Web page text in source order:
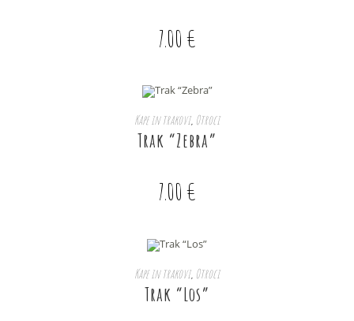
7.00€
IZBERITE MOŽNOSTI
Kape in trakovi, Otroci
Trak “Zebra”
7.00€
IZBERITE MOŽNOSTI
Kape in trakovi, Otroci
Trak “Los”